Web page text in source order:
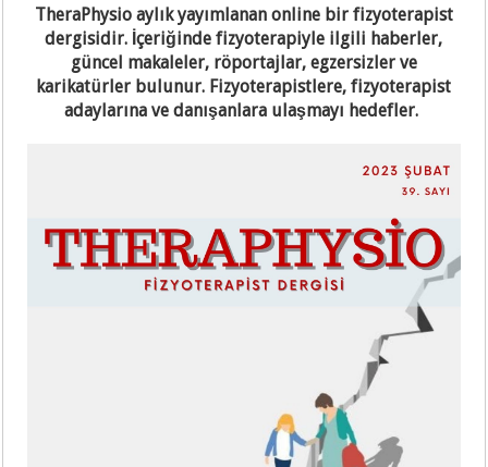
TheraPhysio aylık yayımlanan online bir fizyoterapist
dergisidir. İçeriğinde fizyoterapiyle ilgili haberler,
güncel makaleler, röportajlar, egzersizler ve
karikatürler bulunur. Fizyoterapistlere, fizyoterapist
adaylarına ve danışanlara ulaşmayı hedefler.